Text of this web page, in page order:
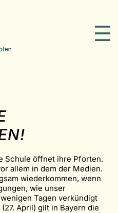
Schule öffnet ihre Pforten.
allem in dem der Medien.
wiederkommen, wenn
wie unser
Tagen verkündigt
April) gilt in Bayern die